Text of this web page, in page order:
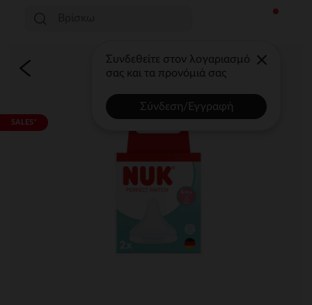
Συνδεθείτε στον λογαριασμό
σας και τα προνόμιά σας
Σύνδεση/Εγγραφή
SALES*